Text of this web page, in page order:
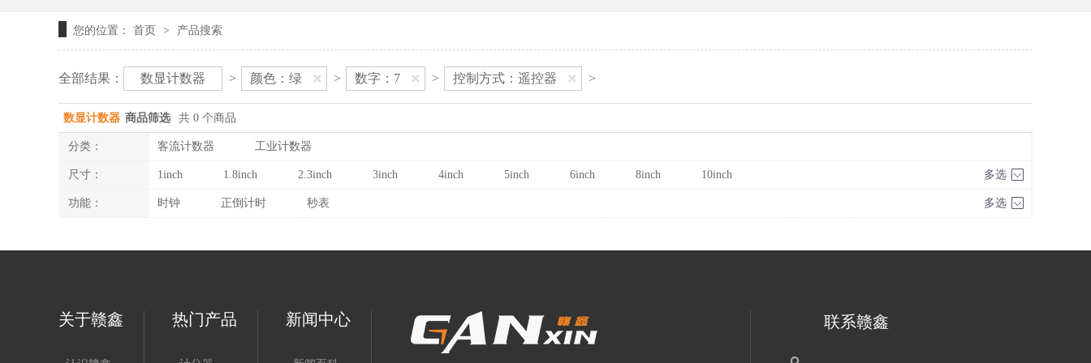
您的位置： 首页 > 产品搜索
全部结果： 数显计数器 > 颜色：绿 > 数字：7 > 控制方式：遥控器 >
数显计数器 商品筛选 共 0 个商品
分类： 客流计数器 工业计数器
尺寸： 1inch 1.8inch 2.3inch 3inch 4inch 5inch 6inch 8inch 10inch 多选
功能： 时钟 正倒计时 秒表 多选
关于赣鑫 热门产品 新闻中心 联系赣鑫